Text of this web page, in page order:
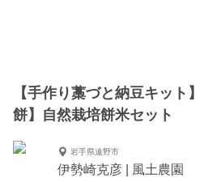
【手作り藁づと納豆キット
餅】自然栽培餅米セット
岩手県遠野市
伊勢崎克彦 | 風土農園